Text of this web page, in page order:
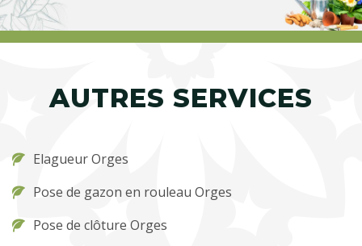
AUTRES SERVICES
Elagueur Orges
Pose de gazon en rouleau Orges
Pose de clôture Orges